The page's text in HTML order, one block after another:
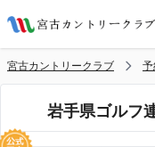
宮古カントリークラブ 予
岩手県ゴルフ